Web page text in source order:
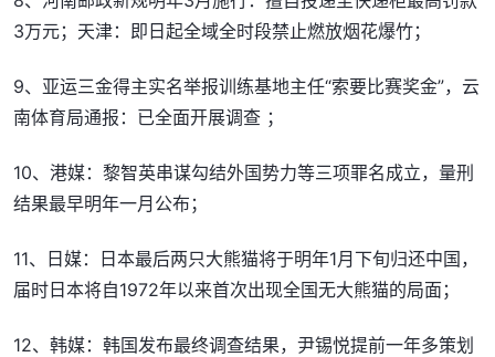
3万元；天津：即日起全域全时段禁止燃放烟花爆竹；
9、亚运三金得主实名举报训练基地主任“索要比赛奖金”，云
南体育局通报：已全面开展调查 ；
10、港媒：黎智英串谋勾结外国势力等三项罪名成立，量刑
结果最早明年一月公布；
11、日媒：日本最后两只大熊猫将于明年1月下旬归还中国，
届时日本将自1972年以来首次出现全国无大熊猫的局面；
12、韩媒：韩国发布最终调查结果，尹锡悦提前一年多策划